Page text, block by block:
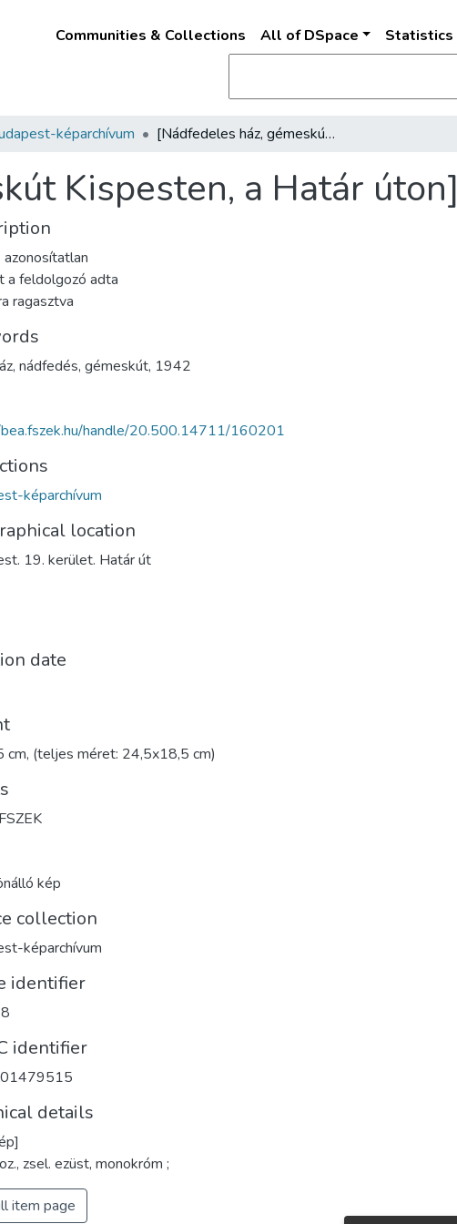
Communities & Collections All of DSpace Statistics
képarchívum [Nádfedeles ház, gémeskút Kispesten, a Határ úton]
Kispesten, a Határ úton]
azonosítatlan
a feldolgozó adta
ragasztva
, nádfedés, gémeskút, 1942
handle/20.500.14711/160201
képarchívum
location
19. kerület. Határ út
date
cm, (teljes méret: 24,5x18,5 cm)
kép
collection
képarchívum
identifier
identifier
details
zsel. ezüst, monokróm ;
item page